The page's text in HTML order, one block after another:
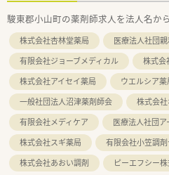
駿東郡小山町の薬剤師求人を法人名か
株式会社杏林堂薬局 医療法人社団
有限会社ジョーブメディカル
株式会
株式会社アイセイ薬局
ウエルシア
一般社団法人沼津薬剤師会
株式会
有限会社メディケア
医療法人社団
株式会社スギ薬局
有限会社小笠調
株式会社あおい調剤
ピーエフシー